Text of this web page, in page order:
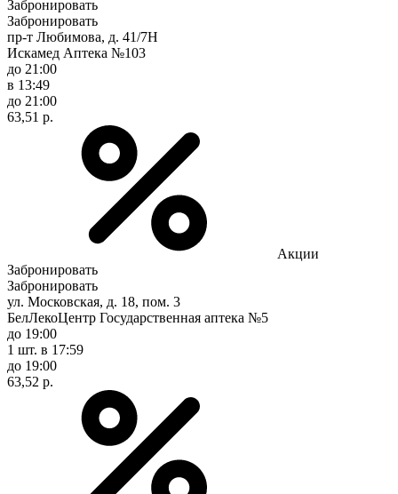
Забронировать
Забронировать
пр-т Любимова, д. 41/7Н
Искамед Аптека №103
до 21:00
в 13:49
до 21:00
63,51 р.
Акции
Забронировать
Забронировать
ул. Московская, д. 18, пом. 3
БелЛекоЦентр Государственная аптека №5
до 19:00
1 шт. в 17:59
до 19:00
63,52 р.